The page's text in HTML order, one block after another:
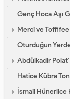
Genç Hoca Aşı
Merci ve
Oturduğun
Abdülkadir
Hatice Kübra
İsmail Hünerlice